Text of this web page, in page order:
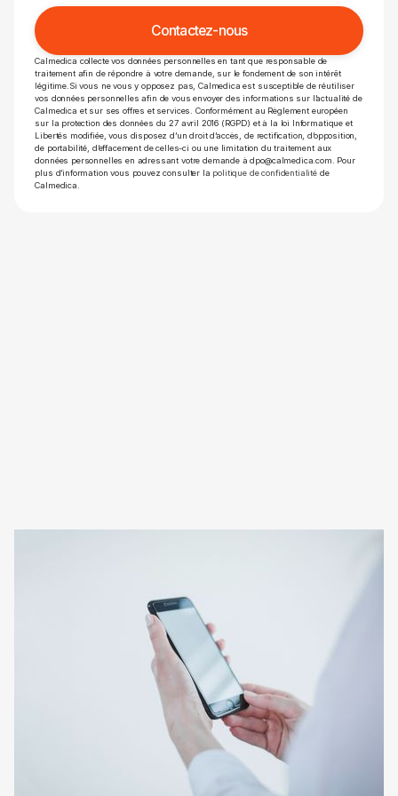
Calmedica collecte vos données personnelles en tant que responsable de
traitement afin de répondre à votre demande, sur le fondement de son intérêt
légitime.Si vous ne vous y opposez pas, Calmedica est susceptible de réutiliser
vos données personnelles afin de vous envoyer des informations sur l’actualité de
Calmedica et sur ses offres et services. Conformément au Règlement européen
sur la protection des données du 27 avril 2016 (RGPD) et à la loi Informatique et
Libertés modifiée, vous disposez d’un droit d’accès, de rectification, d’opposition,
de portabilité, d’effacement de celles-ci ou une limitation du traitement aux
données personnelles en adressant votre demande à dpo@calmedica.com. Pour
plus d’information vous pouvez consulter la politique de confidentialité de
Calmedica.
Questions fréquentes
Tout ce que vous devez savoir sur
et nos solutions de télésuivi
patient.
Comment la sécurité des données
de santé est-elle garantie ?